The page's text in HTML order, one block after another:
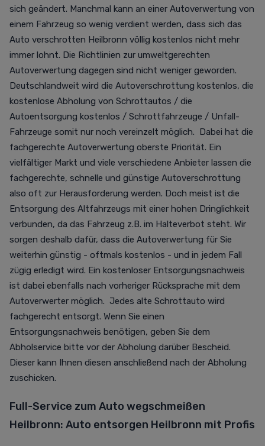
sich geändert. Manchmal kann an einer Autoverwertung von
einem Fahrzeug so wenig verdient werden, dass sich das
Auto verschrotten Heilbronn völlig kostenlos nicht mehr
immer lohnt. Die Richtlinien zur umweltgerechten
Autoverwertung dagegen sind nicht weniger geworden.
Deutschlandweit wird die Autoverschrottung kostenlos, die
kostenlose Abholung von Schrottautos / die
Autoentsorgung kostenlos / Schrottfahrzeuge / Unfall-
Fahrzeuge somit nur noch vereinzelt möglich. Dabei hat die
fachgerechte Autoverwertung oberste Priorität. Ein
vielfältiger Markt und viele verschiedene Anbieter lassen die
fachgerechte, schnelle und günstige Autoverschrottung
also oft zur Herausforderung werden. Doch meist ist die
Entsorgung des Altfahrzeugs mit einer hohen Dringlichkeit
verbunden, da das Fahrzeug z.B. im Halteverbot steht. Wir
sorgen deshalb dafür, dass die Autoverwertung für Sie
weiterhin günstig - oftmals kostenlos - und in jedem Fall
zügig erledigt wird. Ein kostenloser Entsorgungsnachweis
ist dabei ebenfalls nach vorheriger Rücksprache mit dem
Autoverwerter möglich. Jedes alte Schrottauto wird
fachgerecht entsorgt. Wenn Sie einen
Entsorgungsnachweis benötigen, geben Sie dem
Abholservice bitte vor der Abholung darüber Bescheid.
Dieser kann Ihnen diesen anschließend nach der Abholung
zuschicken.
Full-Service zum Auto wegschmeißen
Heilbronn: Auto entsorgen Heilbronn mit Profis